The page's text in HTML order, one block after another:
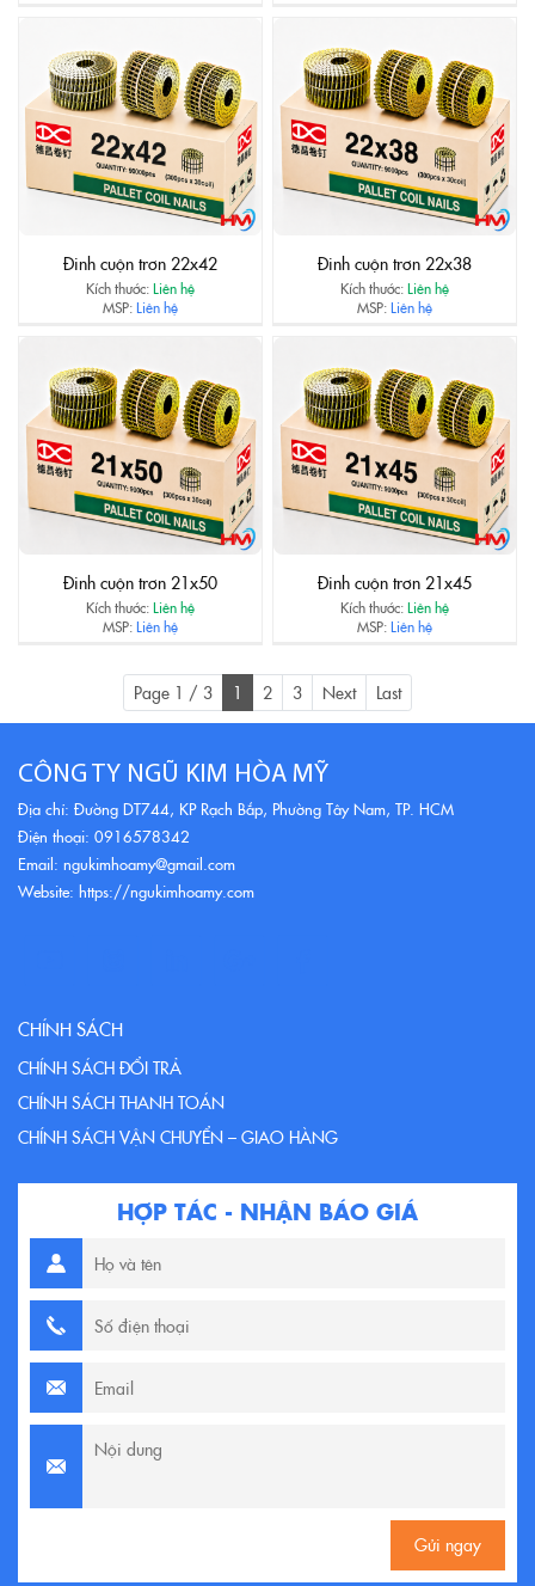
Đinh cuộn trơn 22x42
Kích thước:Liên hệ
MSP:Liên hệ
Đinh cuộn trơn 22x38
Kích thước:Liên hệ
MSP:Liên hệ
Đinh cuộn trơn 21x50
Kích thước:Liên hệ
MSP:Liên hệ
Đinh cuộn trơn 21x45
Kích thước:Liên hệ
MSP:Liên hệ
Page 1 / 3 1 2 3 Next Last
CÔNG TY NGŨ KIM HÒA MỸ
Địa chỉ: Đường DT744, KP Rạch Bắp, Phường Tây Nam, TP. HCM
Điện thoại: 0916578342
Email: ngukimhoamy@gmail.com
Website: https://ngukimhoamy.com
CHÍNH SÁCH
CHÍNH SÁCH ĐỔI TRẢ
CHÍNH SÁCH THANH TOÁN
CHÍNH SÁCH VẬN CHUYỂN – GIAO HÀNG
HỢP TÁC - NHẬN BÁO GIÁ